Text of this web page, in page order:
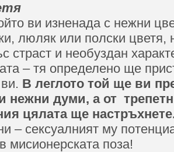
ви изненада с нежни
люляк или полски цветя,
страст и необуздан
– тя определено ще
В леглото той ще ви
нежни думи, а от
цялата ще
– сексуалният му
мисионерската поза!